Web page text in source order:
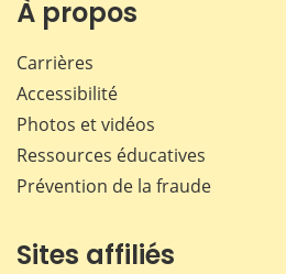
À propos
Carrières
Accessibilité
Photos et vidéos
Ressources éducatives
Prévention de la fraude
Sites affiliés